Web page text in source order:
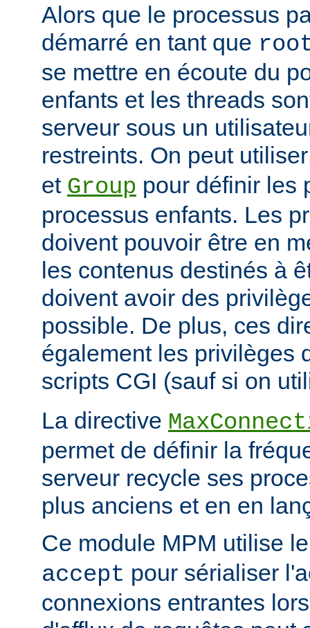
Alors que le processus
démarré en tant que
se mettre en écoute du
enfants et les threads
serveur sous un
restreints. On peut
et Group pour définir les
processus enfants. Les
doivent pouvoir être en
les contenus destinés à
doivent avoir des
possible. De plus, ces
également les privilèges
scripts CGI (sauf si on
La directive
permet de définir la
serveur recycle ses
plus anciens et en en
Ce module MPM utilise
accept pour sérialiser
connexions entrantes